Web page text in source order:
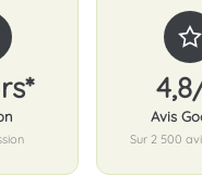
Avis
Sur 2 500